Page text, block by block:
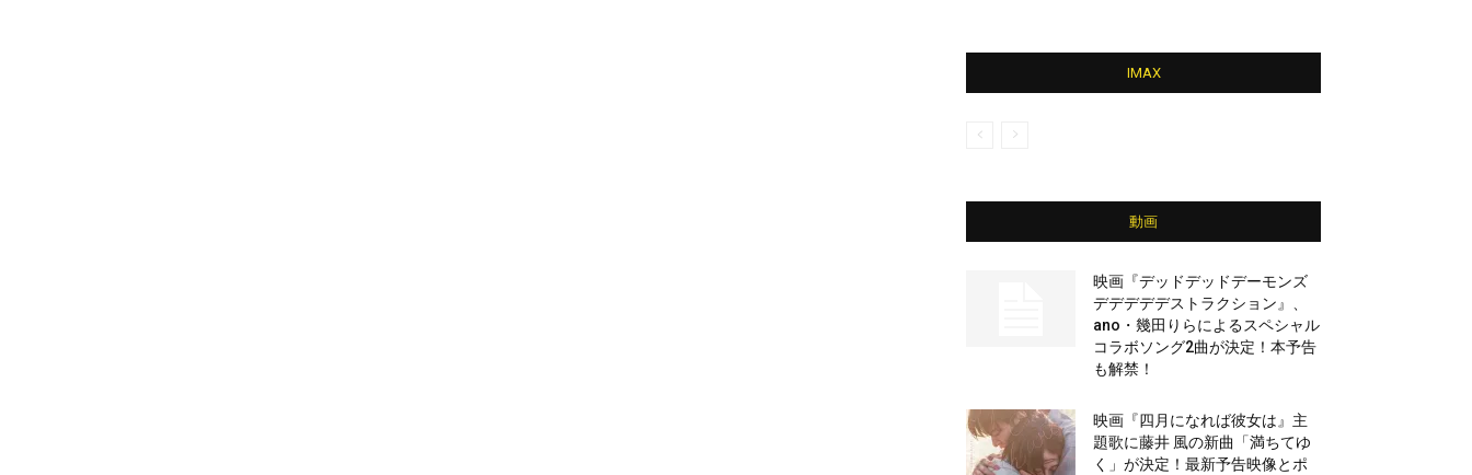
IMAX
動画
映画『デッドデッドデーモンズ
デデデデデストラクション』、
ano・幾田りらによるスペシャル
コラボソング2曲が決定！本予告
も解禁！
映画『四月になれば彼女は』主
題歌に藤井 風の新曲「満ちてゆ
く」が決定！最新予告映像とポ